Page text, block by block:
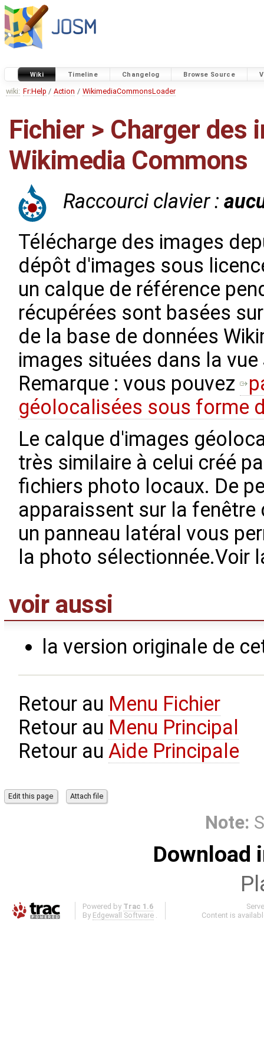
Wiki Timeline Changelog Browse Source
wiki: Fr:Help / Action / WikimediaCommonsLoader
Fichier > Charger des
Wikimedia Commons
Raccourci clavier :
Télécharge des images
dépôt d'images sous
un calque de référence
récupérées sont basées
de la base de données
images situées dans la
Remarque : vous pouvez
géolocalisées sous forme
Le calque d'images
très similaire à celui créé
fichiers photo locaux. De
apparaissent sur la
un panneau latéral vous
la photo sélectionnée.Voir
voir aussi
la version originale de
Retour au Menu Fichier
Retour au Menu Principal
Retour au Aide Principale
Note:
Download
Powered by Trac 1.6
By Edgewall Software .
Content is